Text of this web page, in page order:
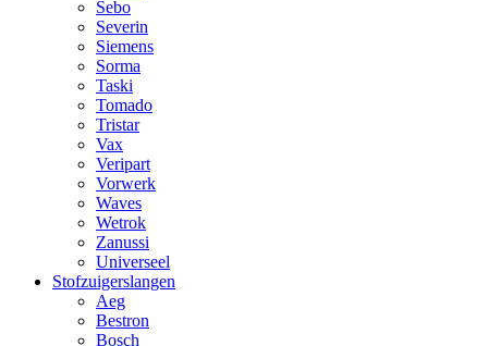
Sebo
Severin
Siemens
Sorma
Taski
Tomado
Tristar
Vax
Veripart
Vorwerk
Waves
Wetrok
Zanussi
Universeel
Stofzuigerslangen
Aeg
Bestron
Bosch